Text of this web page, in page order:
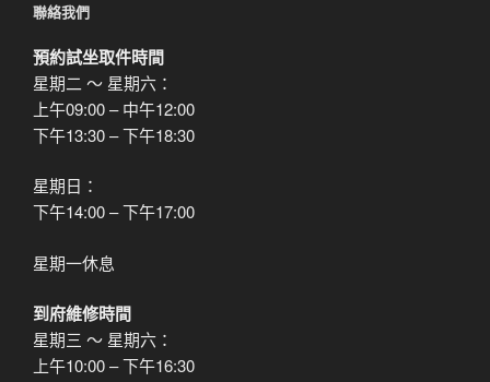
聯絡我們
預約試坐取件時間
星期二 ～ 星期六：
上午09:00 – 中午12:00
下午13:30 – 下午18:30
星期日：
下午14:00 – 下午17:00
星期一休息
到府維修時間
星期三 ～ 星期六：
上午10:00 – 下午16:30